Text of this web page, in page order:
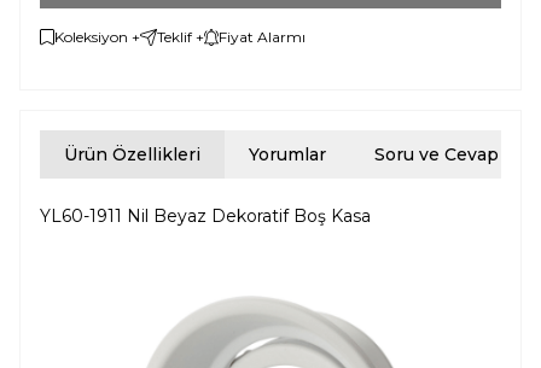
Koleksiyon + Teklif + Fiyat Alarmı
Ürün Özellikleri Yorumlar Soru ve Cevap
YL60-1911 Nil Beyaz Dekoratif Boş Kasa